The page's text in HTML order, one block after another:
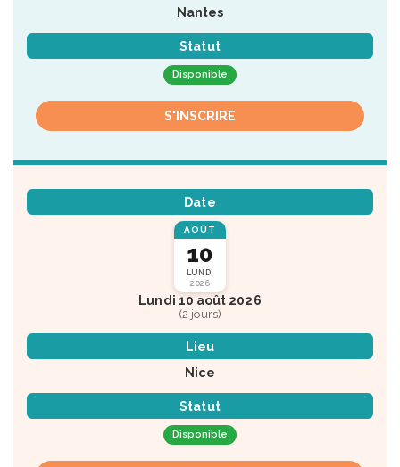
Nantes
Statut
Disponible
S'INSCRIRE
Date
AOÛT
10
LUNDI
2026
Lundi 10 août 2026
(2 jours)
Lieu
Nice
Statut
Disponible